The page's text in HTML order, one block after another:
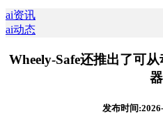
ai资讯
ai动态
Wheely-Safe还推出了可
器
发布时间